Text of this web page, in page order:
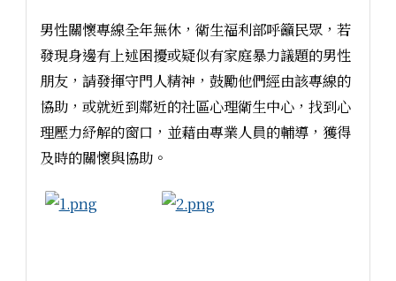
男性關懷專線全年無休，衛生福利部呼籲民眾，若
發現身邊有上述困擾或疑似有家庭暴力議題的男性
朋友，請發揮守門人精神，鼓勵他們經由該專線的
協助，或就近到鄰近的社區心理衛生中心，找到心
理壓力紓解的窗口，並藉由專業人員的輔導，獲得
及時的關懷與協助。